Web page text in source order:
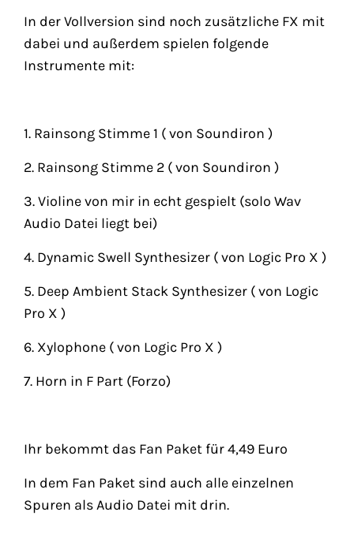
In der Vollversion sind noch zusätzliche FX mit
dabei und außerdem spielen folgende
Instrumente mit:
1. Rainsong Stimme 1 ( von Soundiron )
2. Rainsong Stimme 2 ( von Soundiron )
3. Violine von mir in echt gespielt (solo Wav
Audio Datei liegt bei)
4. Dynamic Swell Synthesizer ( von Logic Pro X )
5. Deep Ambient Stack Synthesizer ( von Logic
Pro X )
6. Xylophone ( von Logic Pro X )
7. Horn in F Part (Forzo)
Ihr bekommt das Fan Paket für 4,49 Euro
In dem Fan Paket sind auch alle einzelnen
Spuren als Audio Datei mit drin.